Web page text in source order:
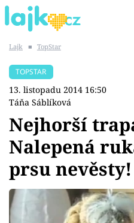
SHOPAHOLICADEL
Témata
Showbyznys
Youtubeři
Lajk ■ TopStar
TOPSTAR
13. listopadu 2014 16:50
Táňa Sáblíková
Nejhorší
Nalepená
prsu nevěsty!